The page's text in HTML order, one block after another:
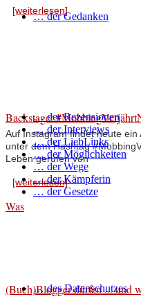
[weiterlesen]
Backstage:
Auf Instagram findet heute
unter dem Hashtag
Leben gerufen von
[weiterlesen]
Was
(Buch)Blogger dürfen ... und
… der Gedanken
… der Rezensionen
… der Interviews
… der LiebLinks
… der Möglichkeiten
… der Wege
… der Kämpferin
… der Gesetze
… des Datenschutzes